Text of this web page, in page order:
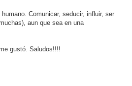
Comunicar, seducir, influir, ser
aun que sea en una
gustó. Saludos!!!!